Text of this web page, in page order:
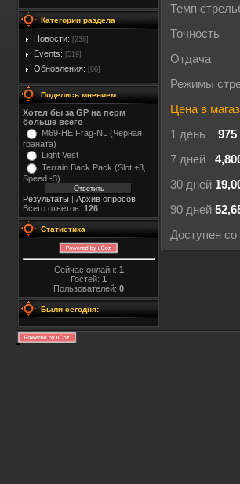
Категории раздела
Новости: [238]
Events: [519]
Обновления: [66]
Поделись мнением
Хотел бы за GP на перм
больше всего
M69-HE Frag-NL (Черная
граната)
Light Vest
Terrain Back Pack (Slot +3,
Speed -3)
Результаты | Архив опросов
Всего ответов: 126
Статистика
Сейчас онлайн: 1
Гостей: 1
Пользователей: 0
Были сегодня:
Темп
Режимы
Цена в
1 день
975
7 дней
30 дней
90 дней
Доступен со